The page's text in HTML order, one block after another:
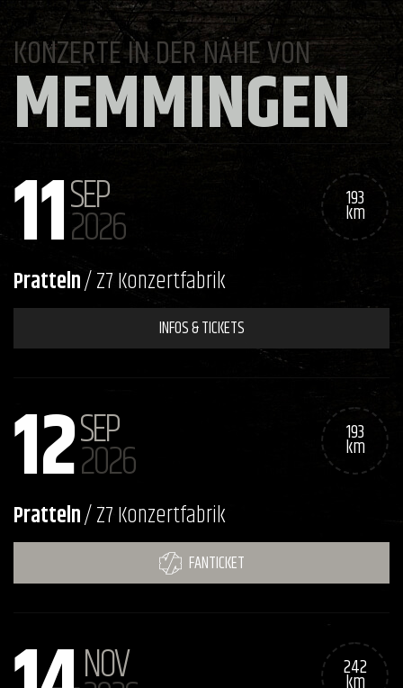
KONZERTE IN DER NÄHE VON
MEMMINGEN
11SEP
2026 193
km
Pratteln/ Z7 Konzertfabrik
INFOS & TICKETS
12SEP
2026 193
km
Pratteln/ Z7 Konzertfabrik
FANTICKET
NOV 242